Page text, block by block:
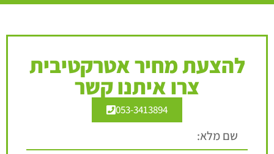
להצעת מחיר אטרקטיבית
צרו איתנו קשר
053-3413894